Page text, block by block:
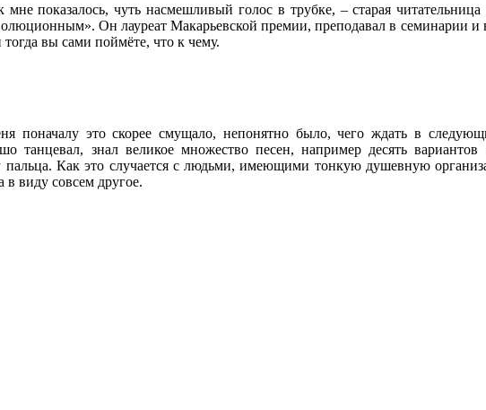
показалось, чуть насмешливый голос в трубке, – старая
Он лауреат Макарьевской премии, преподавал в семинарии
вы сами поймёте, что к чему.
это скорее смущало, непонятно было, чего ждать в
танцевал, знал великое множество песен, например десять
Как это случается с людьми, имеющими тонкую душевную
в виду совсем другое.